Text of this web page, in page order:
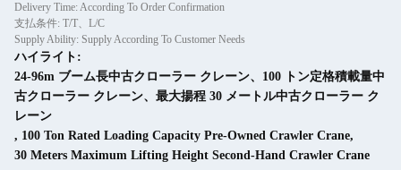
Delivery Time: According To Order Confirmation
支払条件: T/T、L/C
Supply Ability: Supply According To Customer Needs
ハイライト:
24-96m ブーム長中古クローラー クレーン、100 トン定格積載量中
古クローラー クレーン、最大揚程 30 メートル中古クローラー ク
レーン
, 100 Ton Rated Loading Capacity Pre-Owned Crawler Crane,
30 Meters Maximum Lifting Height Second-Hand Crawler Crane